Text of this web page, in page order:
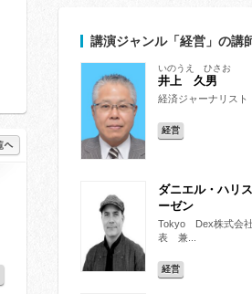
講演ジャンル「経営 」の講
いのうえ ひさお
井上 久男
経済ジャーナリスト
経営
ダニエル・ハリ
ーゼン
Tokyo Dex株式会
表 兼...
経営